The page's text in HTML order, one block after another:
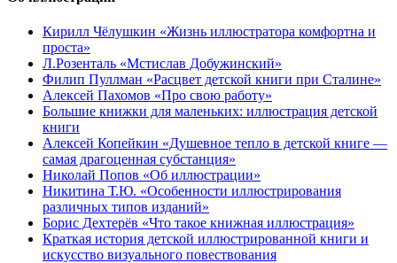
Кирилл Чёлушкин «Жизнь иллюстратора комфортна и
проста»
Л.Розенталь «Мстислав Добужинский»
Филип Пуллман «Расцвет детской книги при Сталине»
Алексей Пахомов «Про свою работу»
Большие книжки для маленьких: иллюстрация детской
книги
Алексей Копейкин «Душевное тепло в детской книге —
самая драгоценная субстанция»
Николай Попов «Об иллюстрации»
Никитина Т.Ю. «Особенности иллюстрирования
различных типов изданий»
Борис Дехтерёв «Что такое книжная иллюстрация»
Краткая история детской иллюстрированной книги и
искусство визуального повествования